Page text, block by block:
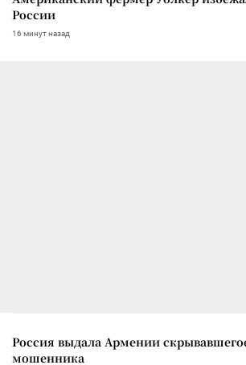
России
16 минут назад
Россия выдала Армении
мошенника